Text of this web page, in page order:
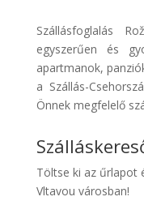
Discover
Cars
Transzfer
Kiwi
Taxi
Szállásfoglalás
egyszerűen és
apartmanok,
a Szállás-
Önnek megfelelő
Töltse ki az űrlapot
Vltavou városban!